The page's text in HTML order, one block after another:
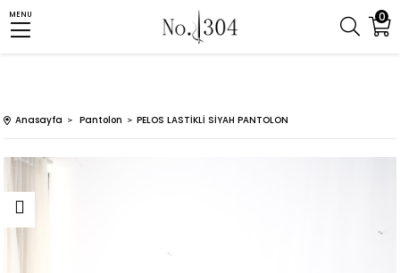
0
MENU
Anasayfa Pantolon PELOS LASTİKLİ SİYAH PANTOLON